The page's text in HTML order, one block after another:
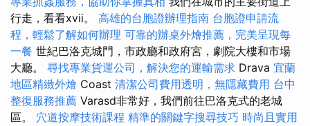
行走，看看xvii。 高雄的台胞證辦理指南 台胞證申請流
程，輕鬆了解如何辦理 可靠的辦桌外燴推薦，完美呈現每
一餐 世紀巴洛克城門，市政廳和政府宮，劇院大樓和市場
大廳。 尋找專業貨運公司，解決您的運輸需求 Drava 宜蘭
地區精緻外燴 Coast 清潔公司費用透明，無隱藏費用 台中
整復服務推薦 Varasd非常好，我們前往巴洛克式的老城
區。 穴道按摩技術課程 精準的關鍵字搜尋技巧 時尚且實用